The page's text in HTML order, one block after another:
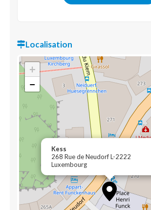
Localisation
Kess
268 Rue de Neudorf L-2222
Luxembourg
+
−